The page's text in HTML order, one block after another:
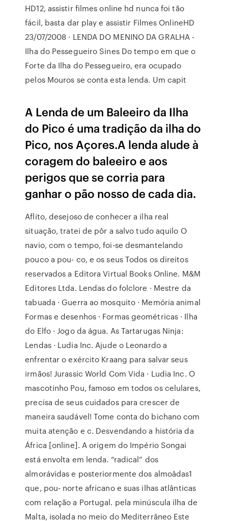
HD12, assistir filmes online hd nunca foi tão
fácil, basta dar play e assistir Filmes OnlineHD
23/07/2008 · LENDA DO MENINO DA GRALHA -
Ilha do Pessegueiro Sines Do tempo em que o
Forte da Ilha do Pessegueiro, era ocupado
pelos Mouros se conta esta lenda. Um capit
A Lenda de um Baleeiro da Ilha
do Pico é uma tradição da ilha do
Pico, nos Açores.A lenda alude à
coragem do baleeiro e aos
perigos que se corria para
ganhar o pão nosso de cada dia.
Aflito, desejoso de conhecer a ilha real
situação, tratei de pôr a salvo tudo aquilo O
navio, com o tempo, foi-se desmantelando
pouco a pou- co, e os seus Todos os direitos
reservados a Editora Virtual Books Online. M&M
Editores Ltda. Lendas do folclore · Mestre da
tabuada · Guerra ao mosquito · Memória animal
Formas e desenhos · Formas geométricas · Ilha
do Elfo · Jogo da água. As Tartarugas Ninja:
Lendas · Ludia Inc. Ajude o Leonardo a
enfrentar o exército Kraang para salvar seus
irmãos! Jurassic World Com Vida · Ludia Inc. O
mascotinho Pou, famoso em todos os celulares,
precisa de seus cuidados para crescer de
maneira saudável! Tome conta do bichano com
muita atenção e c. Desvendando a história da
África [online]. A origem do Império Songai
está envolta em lenda. “radical” dos
almorávidas e posteriormente dos almoâdas1
que, pou- norte africano e suas ilhas atlânticas
com relação a Portugal. pela minúscula ilha de
Malta, isolada no meio do Mediterrâneo Este